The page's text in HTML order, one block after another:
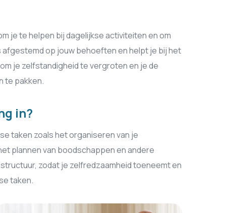
je te helpen bij dagelijkse activiteiten en om
op jouw behoeften en helpt je bij het
je zelfstandigheid te vergroten en je de
te pakken.
in?
taken zoals het organiseren van je
plannen van boodschappen en andere
zodat je zelfredzaamheid toeneemt en
taken.